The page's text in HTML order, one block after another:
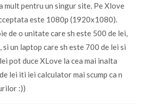
mult pentru un singur site. Pe Xlove
este 1080p (1920x1080).
de o unitate care sh este 500 de lei,
si un laptop care sh este 700 de lei si
pot duce XLove la cea mai inalta
lei iti iei calculator mai scump ca n
:))